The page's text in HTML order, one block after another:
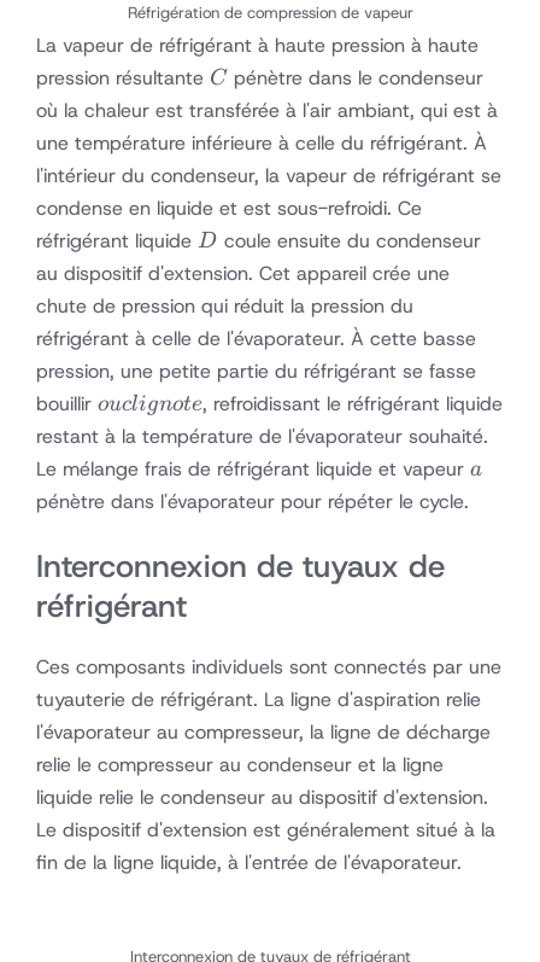
Réfrigération de compression de vapeur
La vapeur de réfrigérant à haute pression à haute
pression résultante C
C pénètre dans le condenseur
où la chaleur est transférée à l'air ambiant, qui est à
une température inférieure à celle du réfrigérant. À
l'intérieur du condenseur, la vapeur de réfrigérant se
condense en liquide et est sous-refroidi. Ce
réfrigérant liquide D
D coule ensuite du condenseur
au dispositif d'extension. Cet appareil crée une
chute de pression qui réduit la pression du
réfrigérant à celle de l'évaporateur. À cette basse
pression, une petite partie du réfrigérant se fasse
bouillir ou
clignote
ouclignote, refroidissant le réfrigérant liquide
restant à la température de l'évaporateur souhaité.
Le mélange frais de réfrigérant liquide et vapeur a
a
pénètre dans l'évaporateur pour répéter le cycle.
Interconnexion de tuyaux de
réfrigérant
Ces composants individuels sont connectés par une
tuyauterie de réfrigérant. La ligne d'aspiration relie
l'évaporateur au compresseur, la ligne de décharge
relie le compresseur au condenseur et la ligne
liquide relie le condenseur au dispositif d'extension.
Le dispositif d'extension est généralement situé à la
fin de la ligne liquide, à l'entrée de l'évaporateur.
Interconnexion de tuyaux de réfrigérant